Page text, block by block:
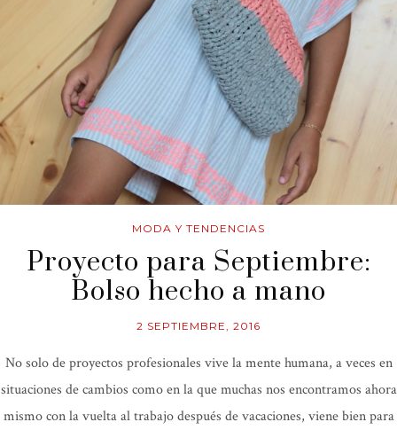
MODA Y TENDENCIAS
Proyecto para Septiembre:
Bolso hecho a mano
2 SEPTIEMBRE, 2016
No solo de proyectos profesionales vive la mente humana, a veces en
situaciones de cambios como en la que muchas nos encontramos ahora
mismo con la vuelta al trabajo después de vacaciones, viene bien para